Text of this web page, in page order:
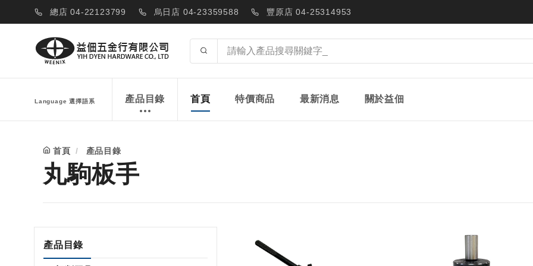
總店 04-22123799 烏日店 04-23359588 豐原店 04-25314953
Language 選擇語系 產品目錄 首頁 特價商品 最新消息 關於益佃
首頁 產品目錄
丸駒板手
產品目錄